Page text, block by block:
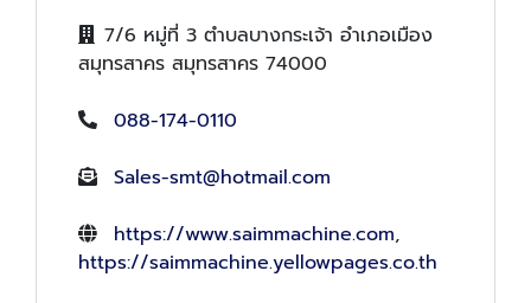
7/6 หมู่ที่ 3 ตำบลบางกระเจ้า อำเภอเมือง
สมุทรสาคร สมุทรสาคร 74000
088-174-0110
Sales-smt@hotmail.com
https://www.saimmachine.com,
https://saimmachine.yellowpages.co.th